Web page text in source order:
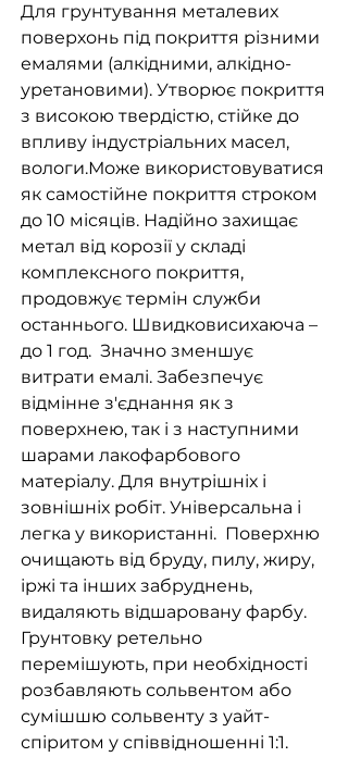
Для грунтування металевих
поверхонь під покриття різними
емалями (алкідними, алкідно-
уретановими). Утворює покриття
з високою твердістю, стійке до
впливу індустріальних масел,
вологи.Може використовуватися
як самостійне покриття строком
до 10 місяців. Надійно захищає
метал від корозії у складі
комплексного покриття,
продовжує термін служби
останнього. Швидковисихаюча –
до 1 год. Значно зменшує
витрати емалі. Забезпечує
відмінне з'єднання як з
поверхнею, так і з наступними
шарами лакофарбового
матеріалу. Для внутрішніх і
зовнішніх робіт. Універсальна і
легка у використанні. Поверхню
очищають від бруду, пилу, жиру,
іржі та інших забруднень,
видаляють відшаровану фарбу.
Грунтовку ретельно
перемішують, при необхідності
розбавляють сольвентом або
сумішшю сольвенту з уайт-
спіритом у співвідношенні 1:1.